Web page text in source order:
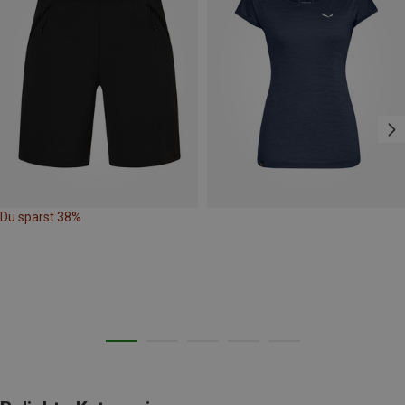
Du sparst 38%